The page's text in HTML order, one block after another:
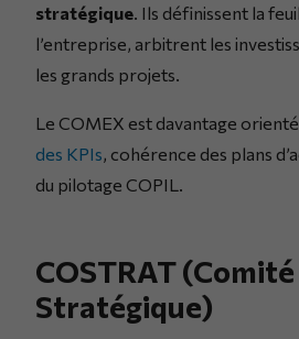
stratégique . Ils définissent la
l’entreprise, arbitrent les
les grands projets.
Le COMEX est davantage
des KPIs, cohérence des plans
du pilotage COPIL.
COSTRAT (Comité
Stratégique)